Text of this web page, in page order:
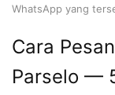
WhatsApp yang
Cara
Parselo —